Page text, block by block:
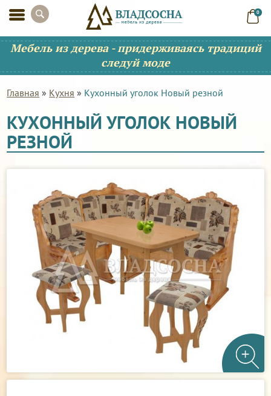
0
Мебель из дерева - придерживаясь традиций
следуй моде
Главная » Кухня » Кухонный уголок Новый резной
КУХОННЫЙ УГОЛОК НОВЫЙ
РЕЗНОЙ